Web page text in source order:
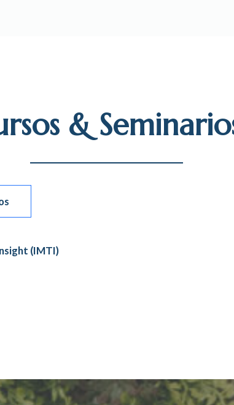
&
(IMTI)